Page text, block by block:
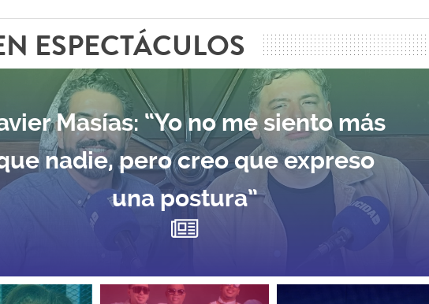
ESPECTÁCULOS
Masías: “Yo no me siento más
nadie, pero creo que expreso
una postura”